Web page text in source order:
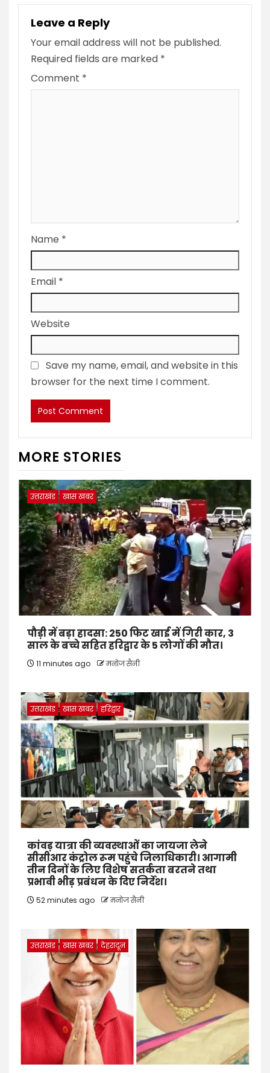
Leave a Reply
Your email address will not be published.
Required fields are marked *
Comment *
Name *
Email *
Website
Save my name, email, and website in this
browser for the next time I comment.
MORE STORIES
उत्तराखंड खास खबर
पौड़ी में बड़ा हादसा: 250 फिट खाई में गिरी कार, 3
साल के बच्चे सहित हरिद्वार के 5 लोगों की मौत।
11 minutes ago मनोज सैनी
उत्तराखंड खास खबर हरिद्वार
कांवड़ यात्रा की व्यवस्थाओं का जायजा लेने
सीसीआर कंट्रोल रूम पहुंचे जिलाधिकारी। आगामी
तीन दिनों के लिए विशेष सतर्कता बरतने तथा
प्रभावी भीड़ प्रबंधन के दिए निर्देश।
52 minutes ago मनोज सैनी
उत्तराखंड खास खबर देहरादून